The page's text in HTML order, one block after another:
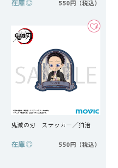
在庫◎ 550円
鬼滅の刃 ステッカー／狛治
在庫◎ 550円